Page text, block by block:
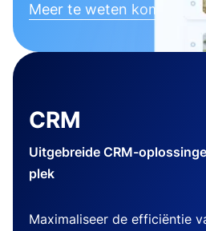
Meer te weten komen
CRM
Uitgebreide CRM-
plek
Maximaliseer de efficiëntie